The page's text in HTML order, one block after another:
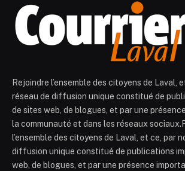
Rejoindre l’ensemble des citoyens de Laval,
réseau de diffusion unique constitué de
de sites web, de blogues, et par une
la communauté et dans les réseaux
l’ensemble des citoyens de Laval, et ce, par
diffusion unique constitué de publications
web, de blogues, et par une présence